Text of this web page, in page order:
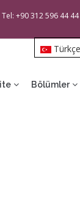
Tel: +90 312 596 44 44
Türkçe
Bölümler